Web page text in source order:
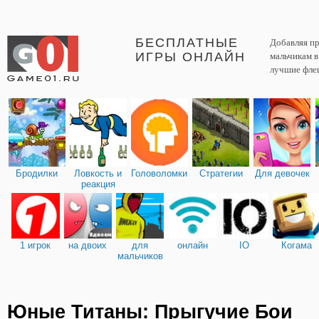
БЕСПЛАТНЫЕ
ИГРЫ ОНЛАЙН
Добавляя
мальчикам
лучшие
Бродилки
Ловкость и
реакция
Головоломки Стратегии Для девочек
1 игрок на двоих
для
мальчиков
онлайн IO Когама
Юные Титаны: Прыгучие Бои